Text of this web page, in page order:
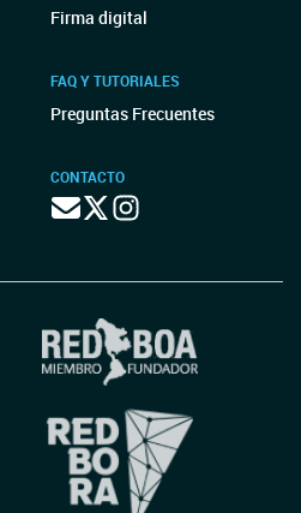
Firma digital
FAQ Y TUTORIALES
Preguntas Frecuentes
CONTACTO